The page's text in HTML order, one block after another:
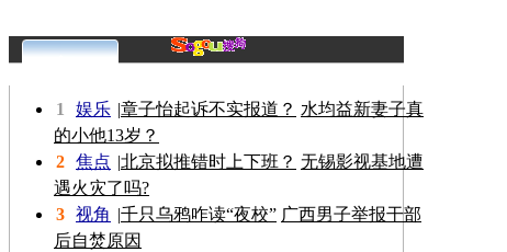
1 娱乐 |章子怡起诉不实报道？ 水均益新妻子真
的小他13岁？
2 焦点 |北京拟推错时上下班？ 无锡影视基地遭
遇火灾了吗?
3 视角 |千只乌鸦咋读“夜校” 广西男子举报干部
后自焚原因